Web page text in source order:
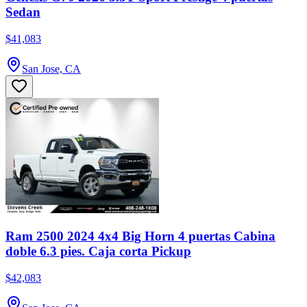
Sedan
$41,083
San Jose, CA
Ram 2500 2024 4x4 Big Horn 4 puertas Cabina
doble 6.3 pies. Caja corta Pickup
$42,083